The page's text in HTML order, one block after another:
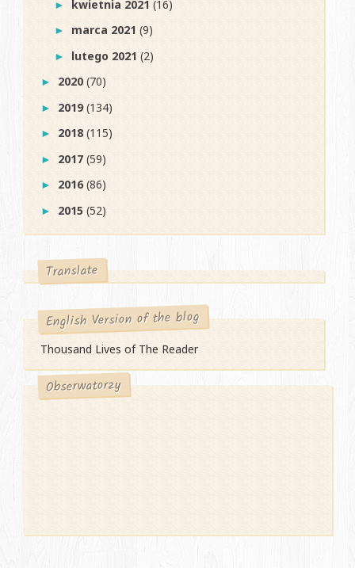
► kwietnia 2021(16)
► marca 2021(9)
► lutego 2021(2)
► 2020(70)
► 2019(134)
► 2018(115)
► 2017(59)
► 2016(86)
► 2015(52)
Translate
English Version of the blog
Thousand Lives of The Reader
Obserwatorzy